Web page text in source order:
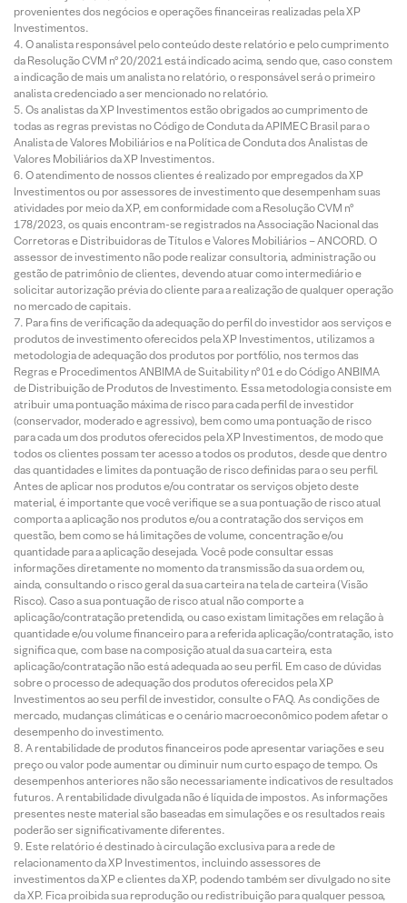
provenientes dos negócios e operações financeiras realizadas pela XP
Investimentos.
O analista responsável pelo conteúdo deste relatório e pelo cumprimento
da Resolução CVM nº 20/2021 está indicado acima, sendo que, caso constem
a indicação de mais um analista no relatório, o responsável será o primeiro
analista credenciado a ser mencionado no relatório.
Os analistas da XP Investimentos estão obrigados ao cumprimento de
todas as regras previstas no Código de Conduta da APIMEC Brasil para o
Analista de Valores Mobiliários e na Política de Conduta dos Analistas de
Valores Mobiliários da XP Investimentos.
O atendimento de nossos clientes é realizado por empregados da XP
Investimentos ou por assessores de investimento que desempenham suas
atividades por meio da XP, em conformidade com a Resolução CVM nº
178/2023, os quais encontram-se registrados na Associação Nacional das
Corretoras e Distribuidoras de Títulos e Valores Mobiliários – ANCORD. O
assessor de investimento não pode realizar consultoria, administração ou
gestão de patrimônio de clientes, devendo atuar como intermediário e
solicitar autorização prévia do cliente para a realização de qualquer operação
no mercado de capitais.
Para fins de verificação da adequação do perfil do investidor aos serviços e
produtos de investimento oferecidos pela XP Investimentos, utilizamos a
metodologia de adequação dos produtos por portfólio, nos termos das
Regras e Procedimentos ANBIMA de Suitability nº 01 e do Código ANBIMA
de Distribuição de Produtos de Investimento. Essa metodologia consiste em
atribuir uma pontuação máxima de risco para cada perfil de investidor
(conservador, moderado e agressivo), bem como uma pontuação de risco
para cada um dos produtos oferecidos pela XP Investimentos, de modo que
todos os clientes possam ter acesso a todos os produtos, desde que dentro
das quantidades e limites da pontuação de risco definidas para o seu perfil.
Antes de aplicar nos produtos e/ou contratar os serviços objeto deste
material, é importante que você verifique se a sua pontuação de risco atual
comporta a aplicação nos produtos e/ou a contratação dos serviços em
questão, bem como se há limitações de volume, concentração e/ou
quantidade para a aplicação desejada. Você pode consultar essas
informações diretamente no momento da transmissão da sua ordem ou,
ainda, consultando o risco geral da sua carteira na tela de carteira (Visão
Risco). Caso a sua pontuação de risco atual não comporte a
aplicação/contratação pretendida, ou caso existam limitações em relação à
quantidade e/ou volume financeiro para a referida aplicação/contratação, isto
significa que, com base na composição atual da sua carteira, esta
aplicação/contratação não está adequada ao seu perfil. Em caso de dúvidas
sobre o processo de adequação dos produtos oferecidos pela XP
Investimentos ao seu perfil de investidor, consulte o FAQ. As condições de
mercado, mudanças climáticas e o cenário macroeconômico podem afetar o
desempenho do investimento.
A rentabilidade de produtos financeiros pode apresentar variações e seu
preço ou valor pode aumentar ou diminuir num curto espaço de tempo. Os
desempenhos anteriores não são necessariamente indicativos de resultados
futuros. A rentabilidade divulgada não é líquida de impostos. As informações
presentes neste material são baseadas em simulações e os resultados reais
poderão ser significativamente diferentes.
Este relatório é destinado à circulação exclusiva para a rede de
relacionamento da XP Investimentos, incluindo assessores de
investimentos da XP e clientes da XP, podendo também ser divulgado no site
da XP. Fica proibida sua reprodução ou redistribuição para qualquer pessoa,